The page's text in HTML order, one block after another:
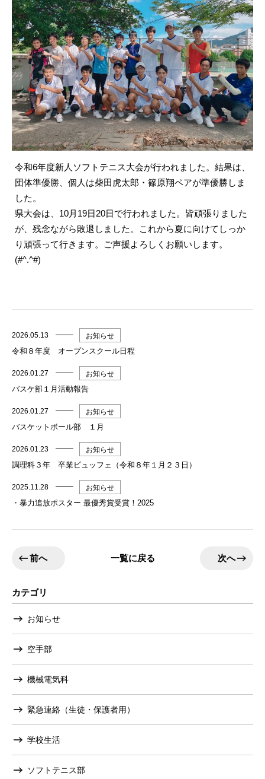
令和6年度新人ソフトテニス大会が行われました。結果は、
団体準優勝、個人は柴田虎太郎・篠原翔ペアが準優勝しま
した。
県大会は、10月19日20日で行われました。皆頑張りました
が、残念ながら敗退しました。これから夏に向けてしっか
り頑張って行きます。ご声援よろしくお願いします。
(#^.^#)
2026.05.13 お知らせ
令和８年度 オープンスクール日程
2026.01.27 お知らせ
バスケ部１月活動報告
2026.01.27 お知らせ
バスケットボール部 １月
2026.01.23 お知らせ
調理科３年 卒業ビュッフェ（令和８年１月２３日）
2025.11.28 お知らせ
・暴力追放ポスター 最優秀賞受賞！2025
前へ 一覧に戻る 次へ
カテゴリ
お知らせ
空手部
機械電気科
緊急連絡（生徒・保護者用）
学校生活
ソフトテニス部